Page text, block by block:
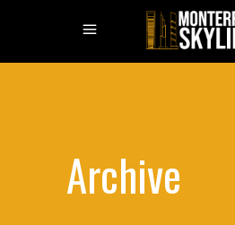
Archive